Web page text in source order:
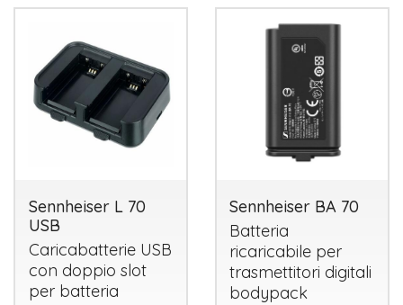
Sennheiser L 70
USB
Caricabatterie USB
con doppio slot
per batteria
Sennheiser BA 70
Batteria
ricaricabile per
trasmettitori digitali
bodypack